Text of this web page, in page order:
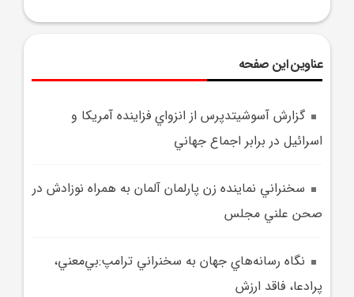
عناوین این صفحه
گزارش آسوشيتدپرس از انزواي فزاينده آمريکا و
اسرائيل در برابر اجماع جهاني
سخنراني نماينده زن پارلمان آلمان به همراه نوزادش در
صحن علني مجلس
نگاه رسانه‌هاي جهان به سخنراني ترامپ:بي‌معني،
پرادعا، فاقد ارزش‌